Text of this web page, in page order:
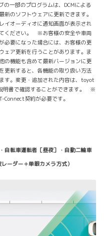
一部のプログラムは、DCMによる
のソフトウェアに更新できます。
イオーディオに通知画面が表示され
ください。 ※お客様の安全や車両
必要になった場合には、お客様の更
ェア更新を行うことがあります。ま
の機能も含めて最新バージョンに更
新すると、各機能の取り扱い方法
す。変更・追加された内容は、toyot
明書で確認することができます。 ※
契約が必要です。
自転車運転者［昼夜］・自動二輪車
ーダー＋単眼カメラ方式）